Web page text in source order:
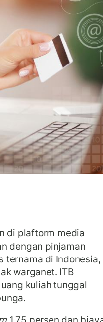
di plaftorm media
dengan pinjaman
ternama di Indonesia,
warganet. ITB
kuliah tunggal
1,75 persen dan